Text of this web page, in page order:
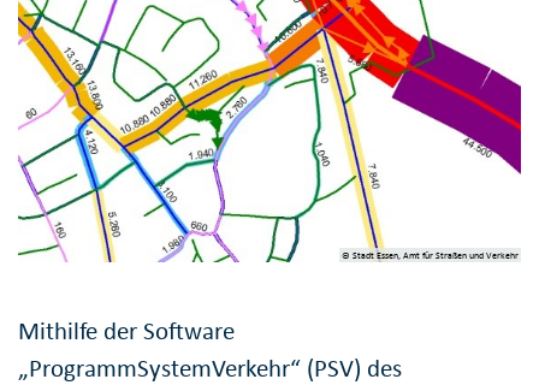
© Stadt Essen, Amt für Straßen und Verkehr
Mithilfe der Software
„ProgrammSystemVerkehr“ (PSV) des